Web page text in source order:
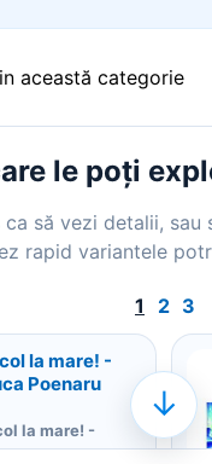
această categorie
le poți
să vezi detalii,
rapid variantele
1 2 3
la mare! -
Poenaru
la mare! -
Poenaru
↓